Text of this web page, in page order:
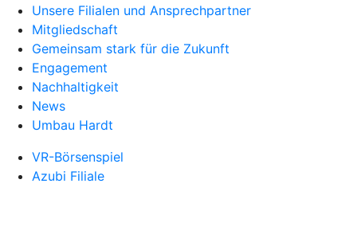
Unsere Filialen und Ansprechpartner
Mitgliedschaft
Gemeinsam stark für die Zukunft
Engagement
Nachhaltigkeit
News
Umbau Hardt
VR-Börsenspiel
Azubi Filiale